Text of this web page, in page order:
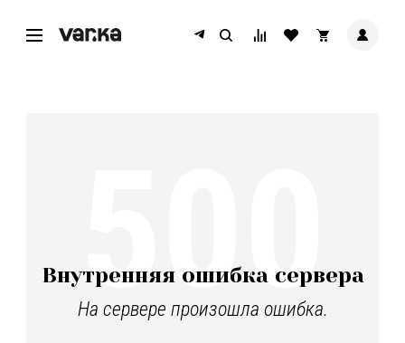
Внутренняя ошибка сервера
На сервере произошла ошибка.
500